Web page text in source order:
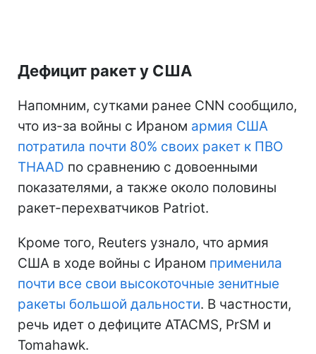
Дефицит ракет у США
Напомним, сутками ранее CNN сообщило,
что из-за войны с Ираном армия США
потратила почти 80% своих ракет к ПВО
THAAD по сравнению с довоенными
показателями, а также около половины
ракет-перехватчиков Patriot.
Кроме того, Reuters узнало, что армия
США в ходе войны с Ираном применила
почти все свои высокоточные зенитные
ракеты большой дальности. В частности,
речь идет о дефиците ATACMS, PrSM и
Tomahawk.